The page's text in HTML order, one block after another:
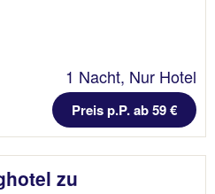
1 Nacht, Nur Hotel
Preis p.P. ab 59 €
zu